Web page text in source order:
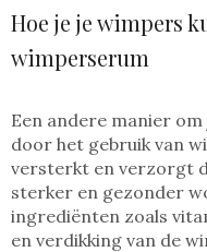
Hoe je je wimpers
wimperserum
Een andere manier
door het gebruik van
versterkt en verzorgt
sterker en gezonder
ingrediënten zoals
en verdikking van de